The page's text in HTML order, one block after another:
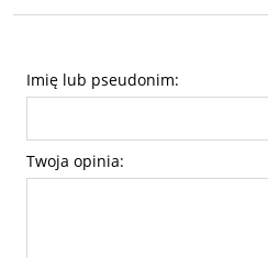
Imię lub pseudonim:
Twoja opinia: